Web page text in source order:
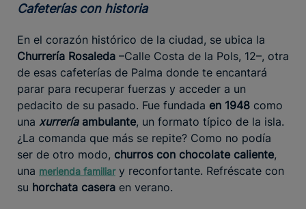
Cafeterías con historia
En el corazón histórico de la ciudad, se ubica la
Churrería Rosaleda –Calle Costa de la Pols, 12–, otra
de esas cafeterías de Palma donde te encantará
parar para recuperar fuerzas y acceder a un
pedacito de su pasado. Fue fundada en 1948 como
una xurreríaambulante, un formato típico de la isla.
¿La comanda que más se repite? Como no podía
ser de otro modo, churros con chocolate caliente,
una merienda familiary reconfortante. Refréscate con
su horchata casera en verano.